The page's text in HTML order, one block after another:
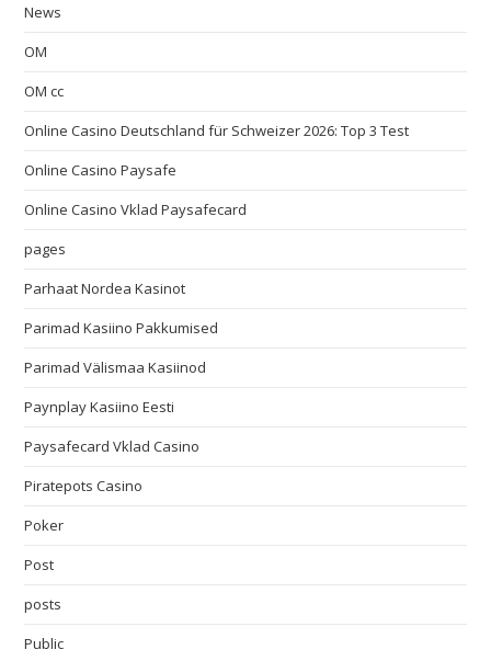
News
OM
OM cc
Online Casino Deutschland für Schweizer 2026: Top 3 Test
Online Casino Paysafe
Online Casino Vklad Paysafecard
pages
Parhaat Nordea Kasinot
Parimad Kasiino Pakkumised
Parimad Välismaa Kasiinod
Paynplay Kasiino Eesti
Paysafecard Vklad Casino
Piratepots Casino
Poker
Post
posts
Public